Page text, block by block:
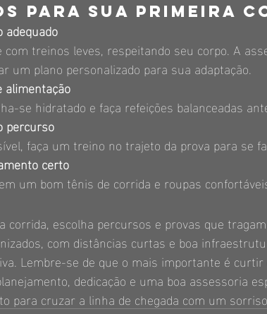
para sua primeira
com treinos leves, respeitando seu corpo. A
um plano personalizado para sua adaptação.
alimentação
se hidratado e faça refeições balanceadas
percurso
faça um treino no trajeto da prova para se
certo
um bom tênis de corrida e roupas
corrida, escolha percursos e provas que
com distâncias curtas e boa
Lembre-se de que o mais importante é
dedicação e uma boa assessoria
para cruzar a linha de chegada com um